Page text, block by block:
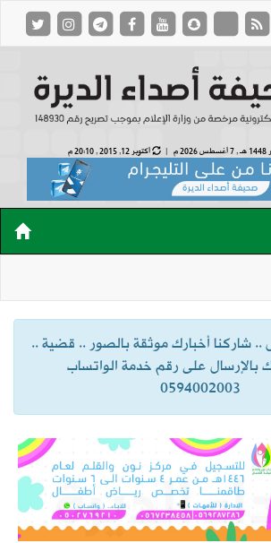
7 أغسطس 2026 م | أكتوبر 12, 2015 , 20:10 م
.. شاركنا أخبارك موثقة بالصور .. قضية ..
بالإرسال على رقم خدمة الواتساب
0594002003